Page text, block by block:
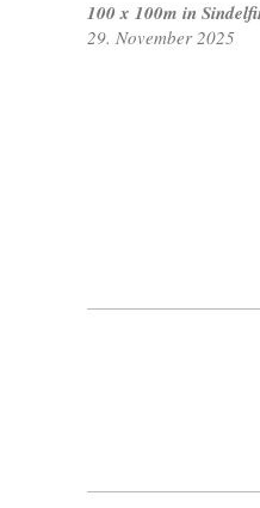
100 x 100m in
29. November 2025